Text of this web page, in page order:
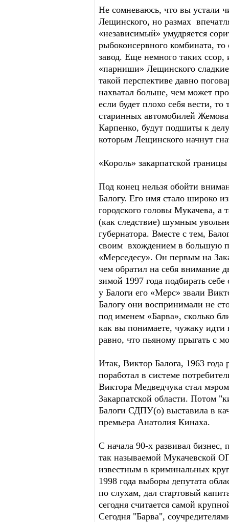
Не сомневаюсь, что вы устали
Лещинского, но размах
«независимый» умудряется
рыбоконсервного комбината,
завод. Еще немного таких ссор,
«парниши» Лещинского
такой перспективе давно
нахватал больше, чем может
если будет плохо себя вести,
старинных автомобилей
Карпенко, будут подшиты к
которым Лещинского начнут
«Король» закарпатской границы
Под конец нельзя обойти
Балогу. Его имя стало широко
городского головы Мукачева,
(как следствие) шумным
губернатора. Вместе с тем,
своим вхождением в большую
«Мерседесу». Он первым на
чем обратил на себя внимание
зимой 1997 года подбирать
у Балоги его «Мерс» звали
Балогу они воспринимали не
под именем «Барва», сколько
как вы понимаете, чужаку
равно, что пьяному прыгать с
Итак, Виктор Балога, 1963 года
поработал в системе
Виктора Медведчука стал
Закарпатской области. Потом
Балоги СДПУ(о) выставила в
премьера Анатолия Кинаха.
С начала 90-х развивал
так называемой Мукачевской
известным в криминальных
1998 года выборы депутата
по слухам, дал стартовый
сегодня считается самой
Сегодня "Барва",